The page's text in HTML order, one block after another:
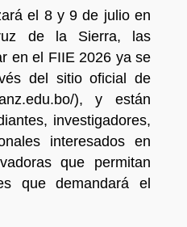
el 8 y 9 de julio en
de la Sierra, las
en el FIIE 2026 ya se
del sitio oficial de
), y están
investigadores,
interesados en
que permitan
que demandará el